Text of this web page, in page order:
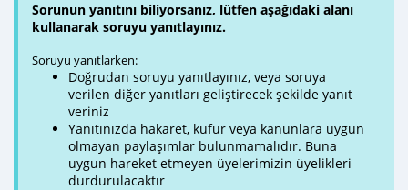
Sorunun yanıtını biliyorsanız, lütfen aşağıdaki alanı
kullanarak soruyu yanıtlayınız.
Soruyu yanıtlarken:
Doğrudan soruyu yanıtlayınız, veya soruya
verilen diğer yanıtları geliştirecek şekilde yanıt
veriniz
Yanıtınızda hakaret, küfür veya kanunlara uygun
olmayan paylaşımlar bulunmamalıdır. Buna
uygun hareket etmeyen üyelerimizin üyelikleri
durdurulacaktır